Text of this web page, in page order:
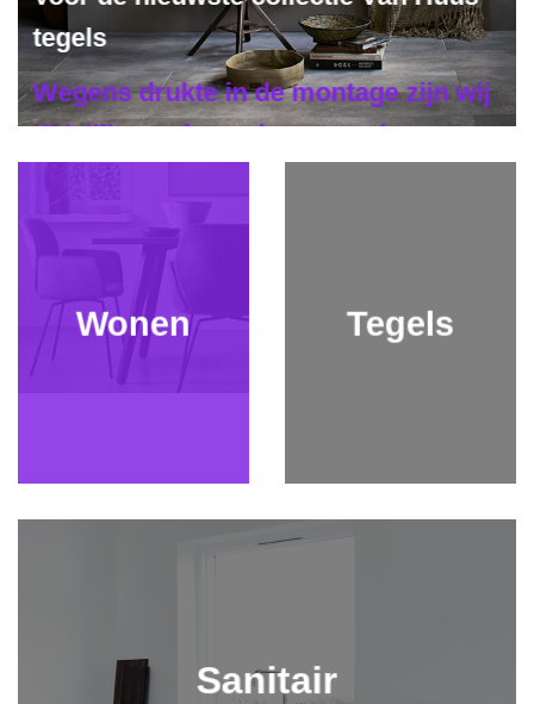
tegels
Wegens drukte in de montage zijn wij
tijdelijk op afspraak geopend
openingstijden 9.30Uur t/m 13.00 Uur
Tijdens de Bouwvak vakantie zijn wij
ook op afspraak geopend
Wonen
Sanitair
Tegels